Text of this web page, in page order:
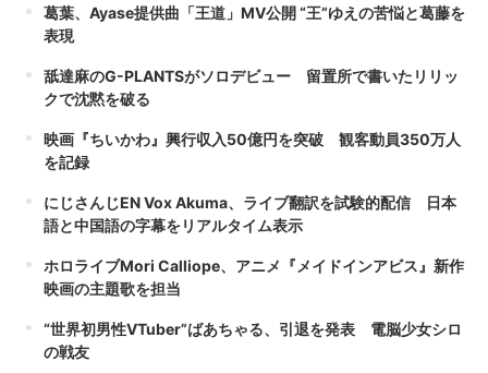
葛葉、Ayase提供曲「王道」MV公開 “王”ゆえの苦悩と葛藤を
表現
舐達麻のG-PLANTSがソロデビュー 留置所で書いたリリッ
クで沈黙を破る
映画『ちいかわ』興行収入50億円を突破 観客動員350万人
を記録
にじさんじEN Vox Akuma、ライブ翻訳を試験的配信 日本
語と中国語の字幕をリアルタイム表示
ホロライブMori Calliope、アニメ『メイドインアビス』新作
映画の主題歌を担当
“世界初男性VTuber”ばあちゃる、引退を発表 電脳少女シロ
の戦友